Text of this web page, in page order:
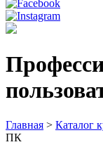
Главная > Каталог
ПК